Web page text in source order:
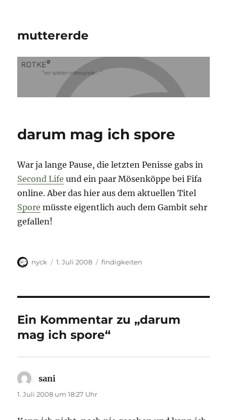
muttererde
darum mag ich spore
War ja lange Pause, die letzten Penisse gabs in
Second Life und ein paar Mösenköppe bei Fifa
online. Aber das hier aus dem aktuellen Titel
Spore müsste eigentlich auch dem Gambit sehr
gefallen!
Autor
nyck
Veröffentlicht
1. Juli 2008 Kategorien
findigkeiten
Ein Kommentar zu „darum
mag ich spore“
sani
1. Juli 2008 um 18:27 Uhr